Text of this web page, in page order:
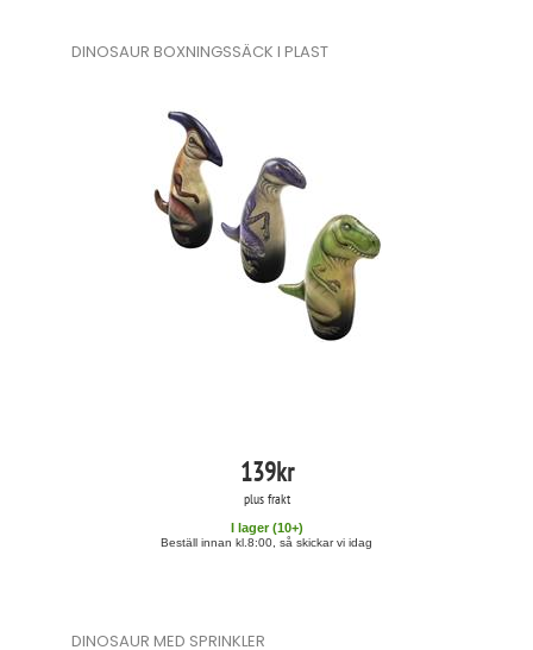
DINOSAUR BOXNINGSSÄCK I PLAST
139kr
plus frakt
I lager (10+)
Beställ innan kl.8:00, så skickar vi idag
DINOSAUR MED SPRINKLER